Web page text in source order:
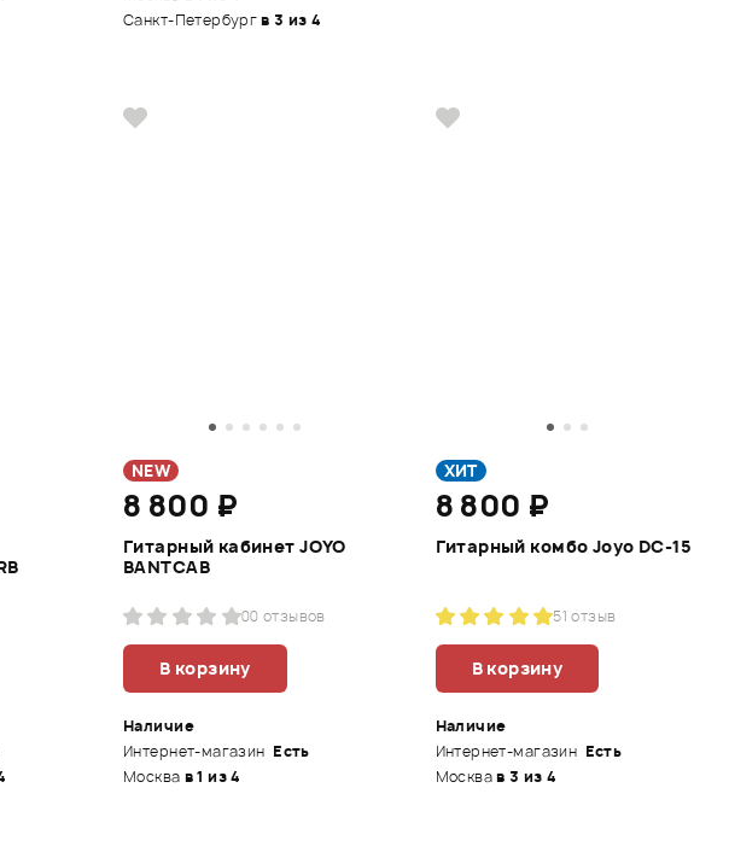
Санкт-Петербургв 3 из 4
NEW
8 800 ₽
Гитарный кабинет JOYO
BANTCAB
00 отзывов
В корзину
Наличие
Интернет-магазин Есть
Москва в 1 из 4
ХИТ
8 800 ₽
Гитарный комбо Joyo DC-15
51 отзыв
В корзину
Наличие
Интернет-магазин Есть
Москвав 3 из 4